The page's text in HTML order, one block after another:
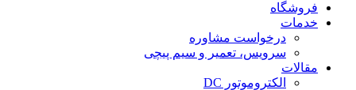
فروشگاه
خدمات
درخواست مشاوره
سرویس، تعمیر و سیم پیچی
مقالات
الکتروموتور DC